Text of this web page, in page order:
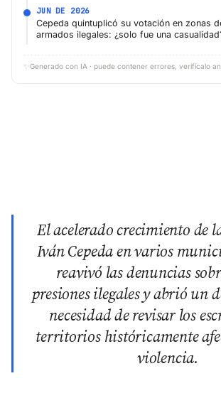
JUN DE 2026
Cepeda quintuplicó su votación en zonas
armados ilegales: ¿solo fue una
✨ Generado con IA · puede contener errores, verifícalo
El acelerado crecimiento de
Iván Cepeda en varios
reavivó las denuncias
presiones ilegales y abrió un
necesidad de revisar los
territorios históricamente
violencia.